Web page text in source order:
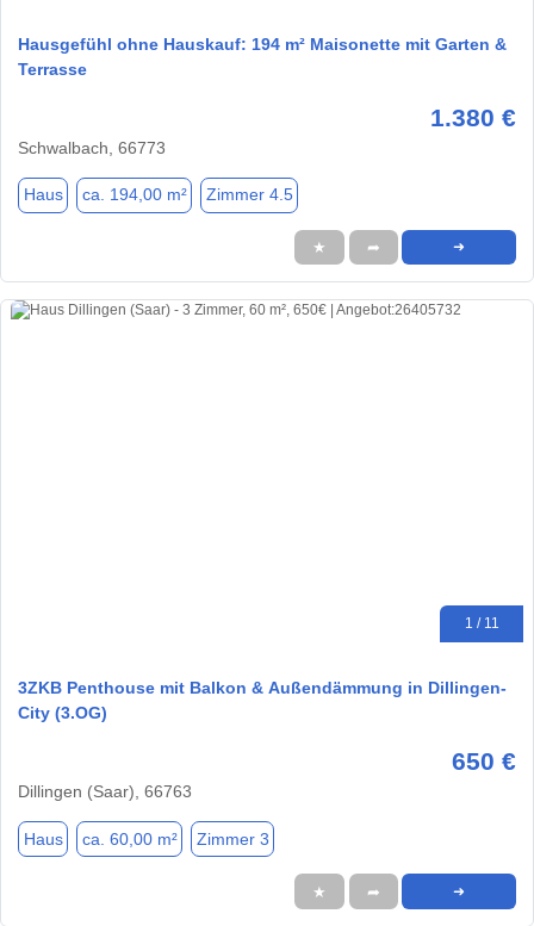
Hausgefühl ohne Hauskauf: 194 m² Maisonette mit Garten &
Terrasse
1.380 €
Schwalbach, 66773
Haus ca. 194,00 m² Zimmer 4.5
★ ➦ ➜
1 / 11
3ZKB Penthouse mit Balkon & Außendämmung in Dillingen-
City (3.OG)
650 €
Dillingen (Saar), 66763
Haus ca. 60,00 m² Zimmer 3
★ ➦ ➜